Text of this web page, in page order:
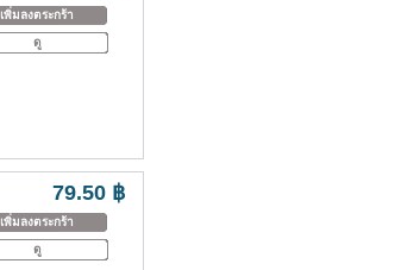
เพิ่มลงตระกร้า
ดู
79.50 ฿
เพิ่มลงตระกร้า
ดู